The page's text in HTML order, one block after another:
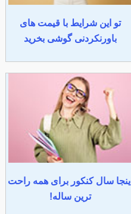
تو این شرایط با قیمت های
باورنکردنی گوشی بخرید
اینجا سال کنکور برای همه راحت
ترین ساله!